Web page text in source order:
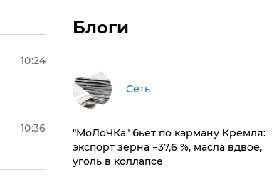
10:24
10:36
Блоги
Сеть
​"МоЛоЧКа" бьет по карману Кремля:
экспорт зерна −37,6 %, масла вдвое,
уголь в коллапсе